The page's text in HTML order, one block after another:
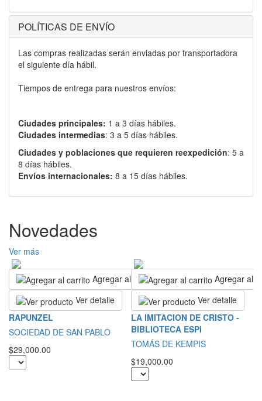
POLÍTICAS DE ENVÍO
Las compras realizadas serán enviadas por transportadora
el siguiente día hábil.
Tiempos de entrega para nuestros envíos:
Ciudades principales: 1 a 3 días hábiles.
Ciudades intermedias: 3 a 5 días hábiles.
Ciudades y poblaciones que requieren reexpedición: 5 a
8 días hábiles.
Envíos internacionales: 8 a 15 días hábiles.
Novedades
Ver más
Agregar al carrito
Ver detalle
RAPUNZEL
SOCIEDAD DE SAN PABLO
$29,000.00
Agregar al
Ver detalle
LA IMITACION DE CRISTO -
BIBLIOTECA ESPI
TOMÁS DE KEMPIS
$19,000.00